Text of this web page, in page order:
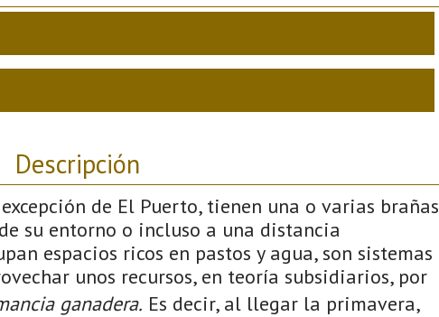
Descripción
de El Puerto, tienen una o varias brañas
su entorno o incluso a una distancia
espacios ricos en pastos y agua, son sistemas
unos recursos, en teoría subsidiarios, por
ganadera. Es decir, al llegar la primavera,